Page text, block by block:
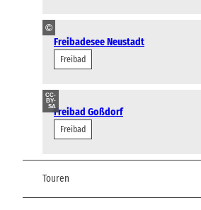
©
Freibadesee Neustadt
Freibad
CC-
BY-
SAFreibad Goßdorf
Freibad
Touren